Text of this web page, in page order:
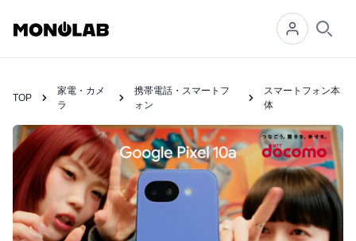
TOP
家電・カメ
ラ
携帯電話・スマートフ
ォン
スマートフォン本
体